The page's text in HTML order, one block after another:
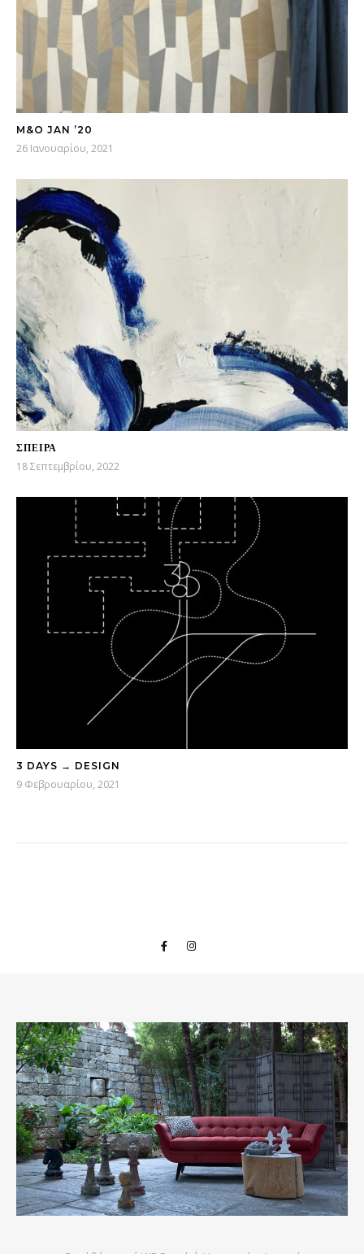
M&O JAN ’20
26 Ιανουαρίου, 2021
ΣΠΕΙΡΑ
18 Σεπτεμβρίου, 2022
3 DAYS → DESIGN
9 Φεβρουαρίου, 2021